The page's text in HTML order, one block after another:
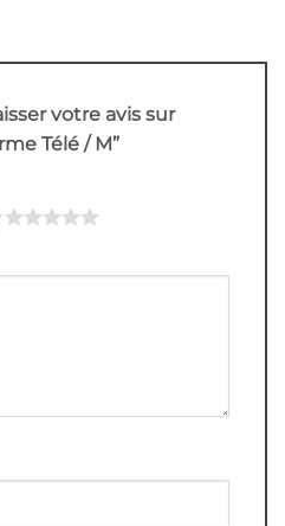
votre avis sur
Télé / M”